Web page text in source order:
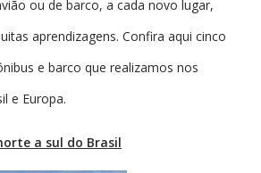
ou de barco, a cada novo lugar,
aprendizagens. Confira aqui cinco
e barco que realizamos nos
e Europa.
a sul do Brasil